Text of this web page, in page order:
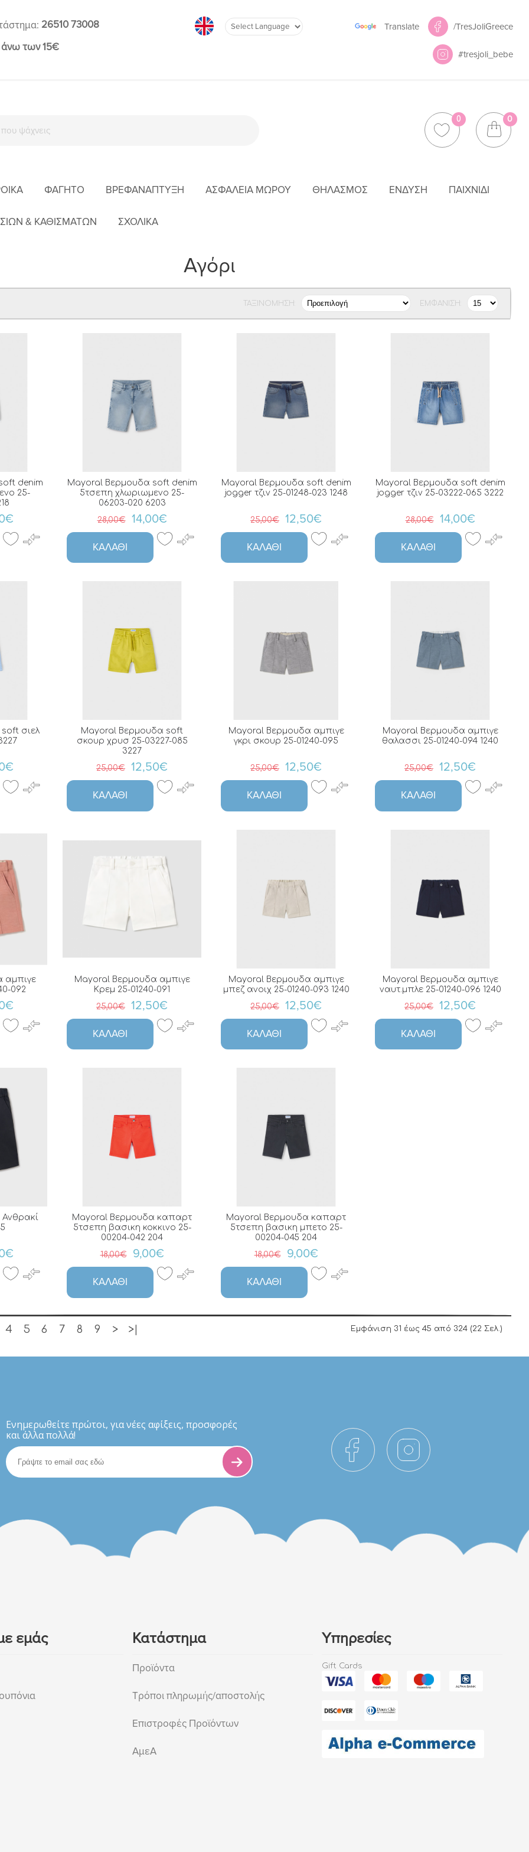
26510 73008
άνω των 15€
Translate /TresJoliGreece
#tresjoli_bebe
0 0
ΦΑΓΗΤΌ ΒΡΕΦΑΝΆΠΤΥΞΗ ΑΣΦΆΛΕΙΑ ΜΩΡΟΎ ΘΗΛΑΣΜΌΣ ΈΝΔΥΣΗ ΠΑΙΧΝΊΔΙ
& ΚΑΘΙΣΜΑΤΩΝ ΣΧΟΛΙΚΑ
Αγόρι
ΕΜΦΆΝΙΣΗ:
ΤΑΞΙΝΌΜΗΣΗ:
denim
25-
Mayoral Βερμουδα soft denim
5τσεπη χλωριωμενο 25-
06203-020 6203
28,00€
14,00€
ΚΑΛΆΘΙ
Mayoral Βερμουδα soft denim
jogger τζιν 25-01248-023 1248
25,00€ 12,50€
ΚΑΛΆΘΙ
Mayoral Βερμουδα soft denim
jogger τζιν 25-03222-065 3222
28,00€ 14,00€
ΚΑΛΆΘΙ
σιελ
Mayoral Βερμουδα soft
σκουρ χρυσ 25-03227-085
3227
25,00€
12,50€
ΚΑΛΆΘΙ
Mayoral Βερμουδα αμπιγε
γκρι σκουρ 25-01240-095
25,00€ 12,50€
ΚΑΛΆΘΙ
Mayoral Βερμουδα αμπιγε
θαλασσι 25-01240-094 1240
25,00€ 12,50€
ΚΑΛΆΘΙ
αμπιγε
092
Mayoral Βερμουδα αμπιγε
Κρεμ 25-01240-091
25,00€
12,50€
ΚΑΛΆΘΙ
Mayoral Βερμουδα αμπιγε
μπεζ ανοιχ 25-01240-093 1240
25,00€
12,50€
ΚΑΛΆΘΙ
Mayoral Βερμουδα αμπιγε
ναυτ.μπλε 25-01240-096 1240
25,00€
12,50€
ΚΑΛΆΘΙ
Mayoral Βερμουδα καπαρτ
5τσεπη βασικη κοκκινο 25-
00204-042 204
18,00€
9,00€
ΚΑΛΆΘΙ
Mayoral Βερμουδα καπαρτ
5τσεπη βασικη μπετο 25-
00204-045 204
18,00€
9,00€
ΚΑΛΆΘΙ
4 5 6 7 8 9 > >| Εμφάνιση 31 έως 45 από 324 (22 Σελ.)
Eνημερωθείτε πρώτοι, για νέες αφίξεις, προσφορές
και άλλα πολλά!
εμάς Κατάστημα
Προϊόντα
Τρόποι πληρωμής/αποστολής
Επιστροφές Προϊόντων
ΑμεΑ
Υπηρεσίες
Gift Cards